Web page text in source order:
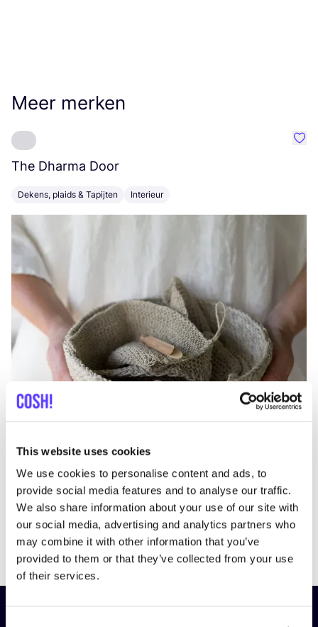
This website uses cookies
We use cookies to personalise content and ads, to
provide social media features and to analyse our traffic.
We also share information about your use of our site with
our social media, advertising and analytics partners who
may combine it with other information that you’ve
provided to them or that they’ve collected from your use
of their services.
Meer merken
The Dharma Door
Dekens, plaids & Tapijten Interieur